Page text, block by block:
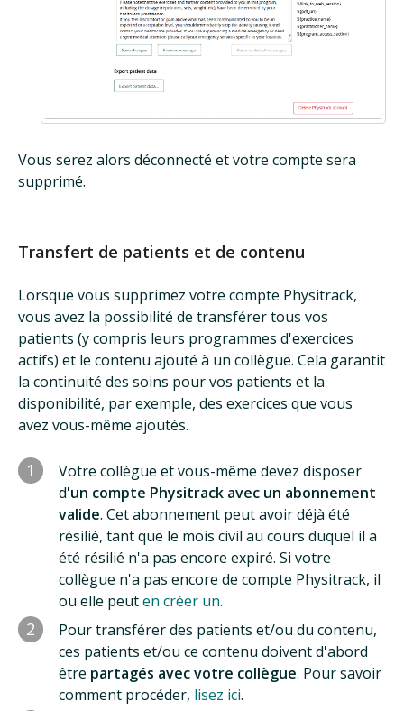
Vous serez alors déconnecté et votre compte sera
supprimé.
Transfert de patients et de contenu
Lorsque vous supprimez votre compte Physitrack,
vous avez la possibilité de transférer tous vos
patients (y compris leurs programmes d'exercices
actifs) et le contenu ajouté à un collègue. Cela garantit
la continuité des soins pour vos patients et la
disponibilité, par exemple, des exercices que vous
avez vous-même ajoutés.
1
Votre collègue et vous-même devez disposer
d'un compte Physitrack avec un abonnement
valide. Cet abonnement peut avoir déjà été
résilié, tant que le mois civil au cours duquel il a
été résilié n'a pas encore expiré. Si votre
collègue n'a pas encore de compte Physitrack, il
ou elle peuten créer un.
2
Pour transférer des patients et/ou du contenu,
ces patients et/ou ce contenu doivent d'abord
être partagés avec votre collègue. Pour savoir
comment procéder, lisez ici.